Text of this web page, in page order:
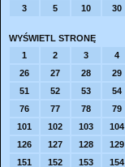
3
5 10 30
WYŚWIETL STRONĘ
1
2 3 4
26
27 28 29
51
52 53 54
76
77 78 79
101
102 103 104
126
127 128 129
151
152 153 154